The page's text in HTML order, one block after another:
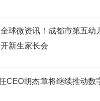
全球微资讯！成都市第五幼
开新生家长会
CEO胡杰章将继续推动数